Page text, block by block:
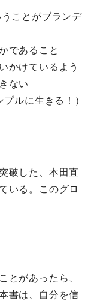
ことがブランデ
であること
かけているよう
ない
ルに生きる！）
破した、本田直
いる。このグロ
とがあったら、
書は、自分を信